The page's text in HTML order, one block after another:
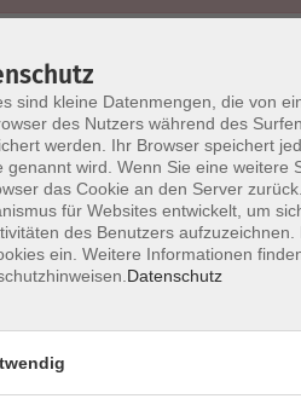
MFZ
sind kleine Datenmengen, die von
des Nutzers während des
werden. Ihr Browser speichert
genannt wird. Wenn Sie eine weitere
das Cookie an den Server
für Websites entwickelt, um
des Benutzers
ein. Weitere Informationen
Datenschutz